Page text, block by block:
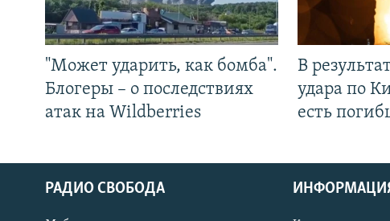
"Может ударить, как бомба".
Блогеры – о последствиях
атак на Wildberries
В
удара по
есть
РАДИО СВОБОДА